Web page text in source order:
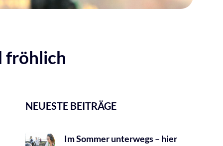
fröhlich
NEUESTE BEITRÄGE
Im Sommer unterwegs – hier